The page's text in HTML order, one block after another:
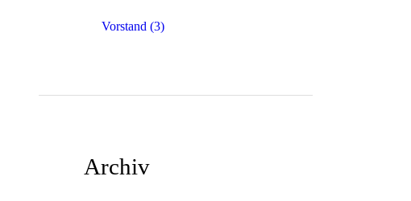
Vorstand (3)
Archiv